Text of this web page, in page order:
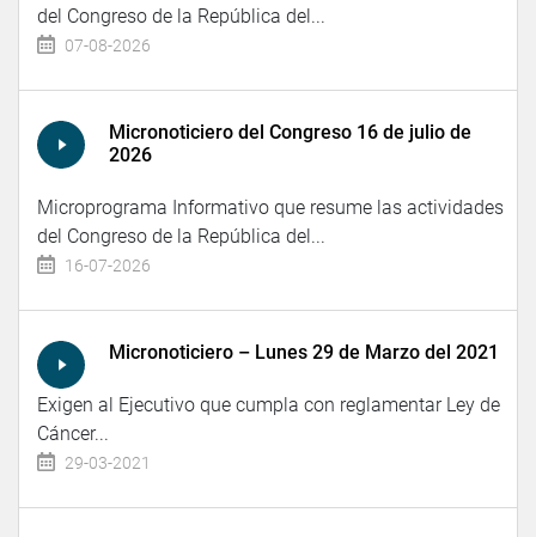
del Congreso de la República del...
07-08-2026
Micronoticiero del Congreso 16 de julio de
2026
Microprograma Informativo que resume las actividades
del Congreso de la República del...
16-07-2026
Micronoticiero – Lunes 29 de Marzo del 2021
Exigen al Ejecutivo que cumpla con reglamentar Ley de
Cáncer...
29-03-2021